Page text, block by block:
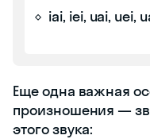
iai, iei, uai, uei,
Еще одна важная
произношения —
этого звука: